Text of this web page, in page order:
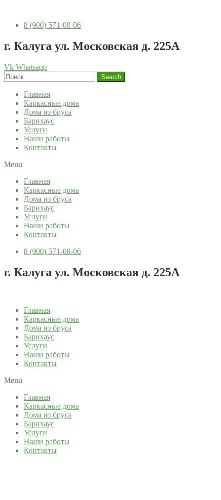
8 (900) 571-08-06
г. Калуга ул. Московская д. 225А
Vk Whatsapp
Search
Главная
Каркасные дома
Дома из бруса
Барнхаус
Услуги
Наши работы
Контакты
Menu
Главная
Каркасные дома
Дома из бруса
Барнхаус
Услуги
Наши работы
Контакты
8 (900) 571-08-06
г. Калуга ул. Московская д. 225А
Главная
Каркасные дома
Дома из бруса
Барнхаус
Услуги
Наши работы
Контакты
Menu
Главная
Каркасные дома
Дома из бруса
Барнхаус
Услуги
Наши работы
Контакты